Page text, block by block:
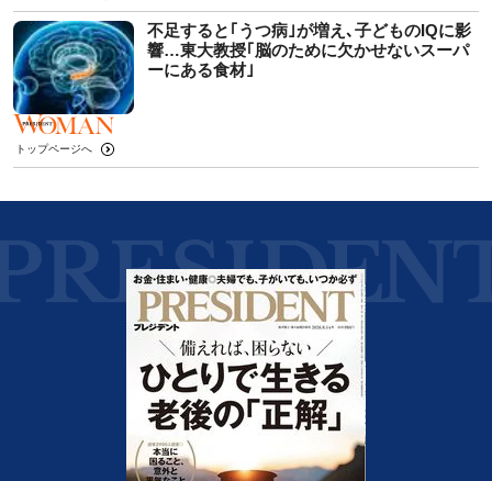
不足すると｢うつ病｣が増え､子どものIQに影
響…東大教授｢脳のために欠かせないスーパ
ーにある食材｣
トップページへ